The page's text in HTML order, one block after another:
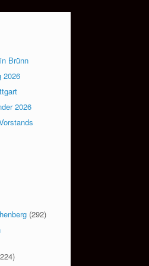
Brünn
2026
2026
(292)